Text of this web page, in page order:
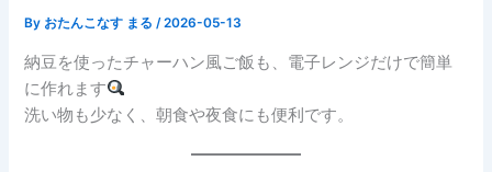
By おたんこなす まる/2026-05-13
納豆を使ったチャーハン風ご飯も、電子レンジだけで簡単
に作れます
洗い物も少なく、朝食や夜食にも便利です。